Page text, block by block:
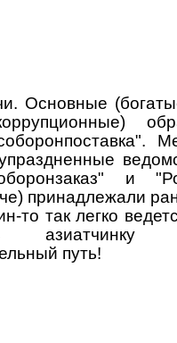
Основные
и
принадлежали
то так легко
азиатчинку
путь!